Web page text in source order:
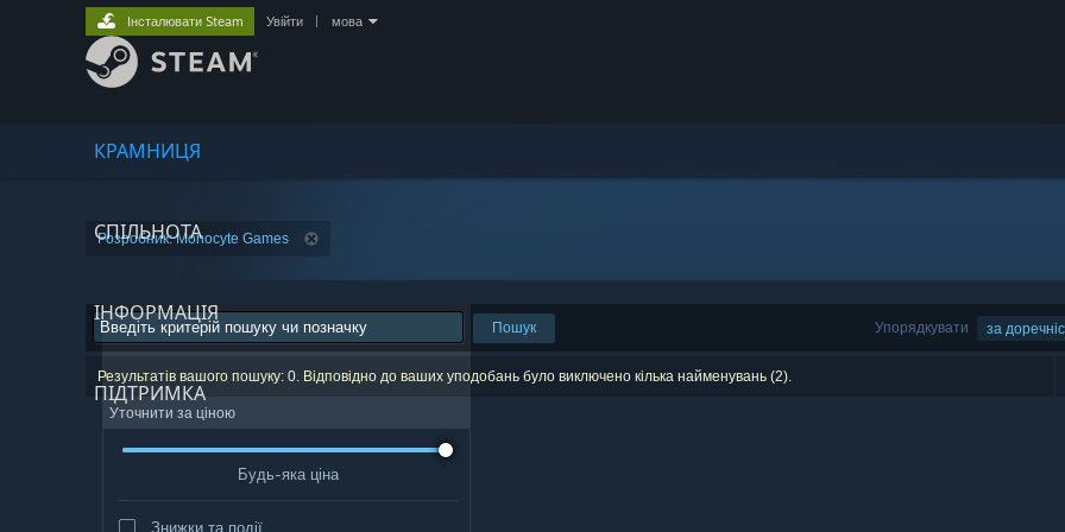
КРАМНИЦЯ
СПІЛЬНОТА
ІНФОРМАЦІЯ
ПІДТРИМКА
Інсталювати Steam Увійти мова
Розробник: Monocyte Games
Упорядкувати за
Пошук
Результатів вашого пошуку: 0. Відповідно до ваших уподобань було виключено кілька найменувань (2).
Уточнити за ціною
Будь-яка ціна
Знижки та події